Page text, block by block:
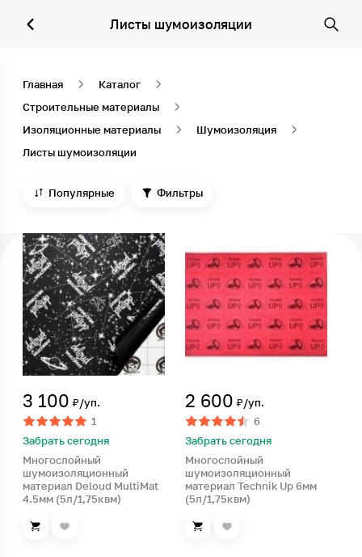
Листы шумоизоляции
Главная
Каталог
Строительные материалы
Изоляционные материалы
Шумоизоляция
Листы шумоизоляции
Популярные Фильтры
3 100 ₽/уп.
1
Забрать сегодня
Многослойный
шумоизоляционный
материал Deloud MultiMat
4.5мм (5л/1,75квм)
2 600 ₽/уп.
6
Забрать сегодня
Многослойный
шумоизоляционный
материал Technik Up 6мм
(5л/1,75квм)